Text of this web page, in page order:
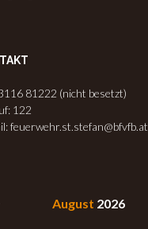
81222 (nicht besetzt)
122
feuerwehr.st.stefan@bfvfb.at
August 2026